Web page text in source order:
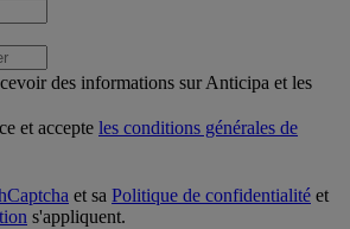
des informations sur Anticipa et les
et accepte les conditions générales de
et sa Politique de confidentialité et
s'appliquent.